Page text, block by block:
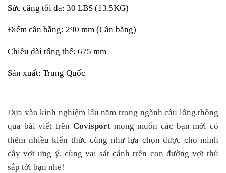
Sức căng tối đa: 30 LBS (13.5KG)
Điểm cân bằng: 290 mm (Cân bằng)
Chiều dài tổng thể: 675 mm
Sản xuất: Trung Quốc
Dựa vào kinh nghiệm lâu năm trong ngành cầu lông,thông
qua bài viết trên Covisportmong muốn các bạn mới có
thêm nhiều kiến thức cũng như lựa chọn được cho mình
cây vợt ưng ý, cùng vai sát cánh trên con đường vợt thủ
sắp tới bạn nhé!